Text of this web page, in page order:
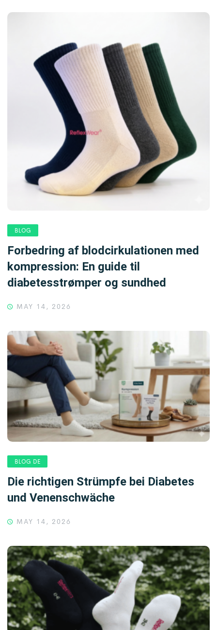
BLOG
Forbedring af blodcirkulationen med
kompression: En guide til
diabetesstrømper og sundhed
MAY 14, 2026
BLOG DE
Die richtigen Strümpfe bei Diabetes
und Venenschwäche
MAY 14, 2026